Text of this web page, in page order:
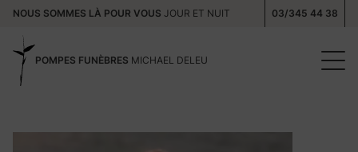
NOUS SOMMES LÀ POUR VOUS JOUR ET NUIT 03/345 44 38
POMPES FUNÈBRES MICHAEL DELEU